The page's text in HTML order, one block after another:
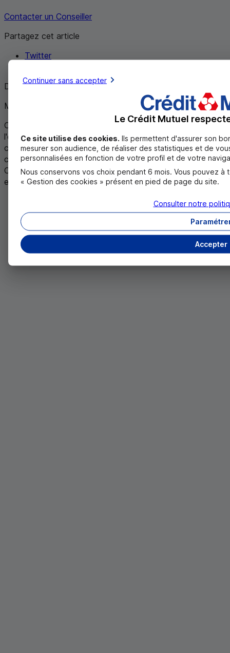
Contacter un Conseiller
Partagez cet article
Twitter
Document à caractère publicitaire
Mai 2026
Offre disponible en Caisses de Crédit Mutuel participant à
l'opération ou proposant le service/le produit. Des
conditions spécifiques peuvent être prévues dans
certaines Caisses. Voir les conditions détaillées de votre
Caisse ou auprès de laquelle vous souhaitez devenir client,
en indiquant son code postal.
Continuer sans accepter
Le Crédit Mutuel
Ce site utilise des cookies. Ils permettent d'assurer son
mesurer son audience, de réaliser des statistiques et de
personnalisées en fonction de votre profil et de votre
Nous conservons vos choix pendant 6 mois. Vous pouvez à
« Gestion des cookies » présent en pied de page du site.
Accepter
Consulter notre